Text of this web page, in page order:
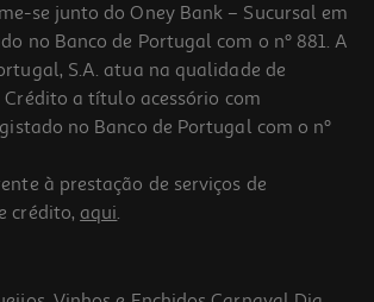
se junto do Oney Bank – Sucursal em
no Banco de Portugal com o nº 881. A
S.A. atua na qualidade de
a título acessório com
no Banco de Portugal com o nº
à prestação de serviços de
crédito, aqui.